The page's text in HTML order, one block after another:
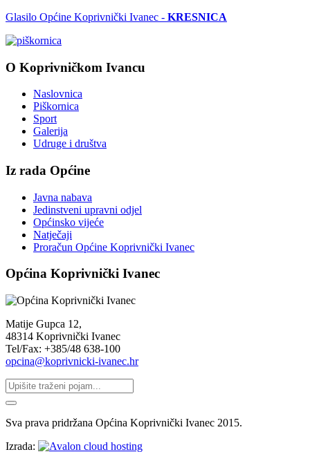
Glasilo Općine Koprivnički Ivanec - KRESNICA
O Koprivničkom Ivancu
Naslovnica
Piškornica
Sport
Galerija
Udruge i društva
Iz rada Općine
Javna nabava
Jedinstveni upravni odjel
Općinsko vijeće
Natječaji
Proračun Općine Koprivnički Ivanec
Općina Koprivnički Ivanec
Matije Gupca 12,
48314 Koprivnički Ivanec
Tel/Fax: +385/48 638-100
opcina@koprivnicki-ivanec.hr
Sva prava pridržana Općina Koprivnički Ivanec 2015.
Izrada: